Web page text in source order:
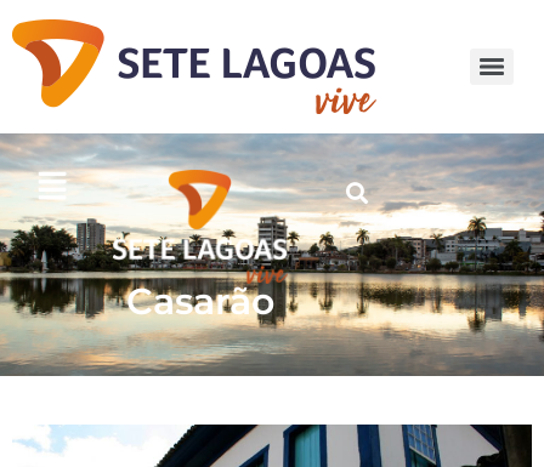
Casarão